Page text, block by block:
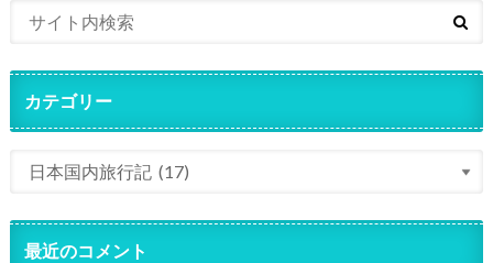
カテゴリー
最近のコメント